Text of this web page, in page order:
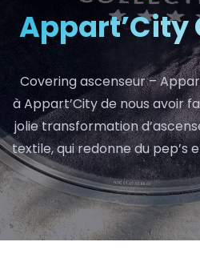
Appart’City
Covering ascenseur –
à Appart’City de nous avoir
jolie transformation
textile, qui redonne du pep’s